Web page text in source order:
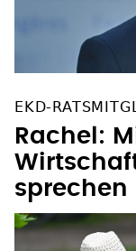
EKD-
Rachel:
sprechen